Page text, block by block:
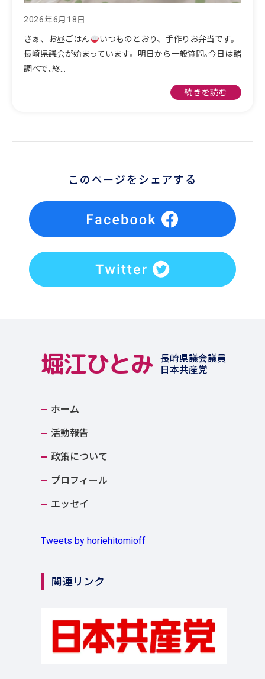
2026年6月18日
さぁ、お昼ごはん
いつものとおり、手作りお弁当です。
長崎県議会が始まっています。明日から一般質問｡今日は諸
調べで､終…
続きを読む
このページをシェアする
堀江ひとみ
長崎県議会議員
日本共産党
ホーム
活動報告
政策について
プロフィール
エッセイ
Tweets by horiehitomioff
関連リンク